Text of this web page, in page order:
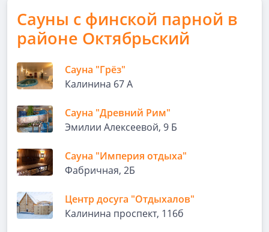
Сауны с финской парной в
районе Октябрьский
Сауна "Грёз"
Калинина 67 А
Сауна "Древний Рим"
Эмилии Алексеевой, 9 Б
Сауна "Империя отдыха"
Фабричная, 2Б
Центр досуга "Отдыхалов"
Калинина проспект, 116б